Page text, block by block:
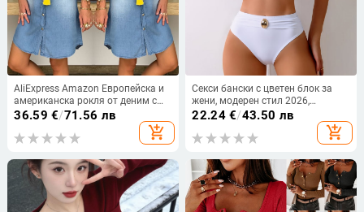
AliExpress Amazon Европейска и
американска рокля от деним с
катарама и отворен джоб на
гърдите, тип „горещи нокти“
36.59 €/71.56 лв
add_shopping_cart
Секси бански с цветен блок за
жени, модерен стил 2026,
европейско-американски дизайн
22.24€/43.50 лв
add_shopping_cart